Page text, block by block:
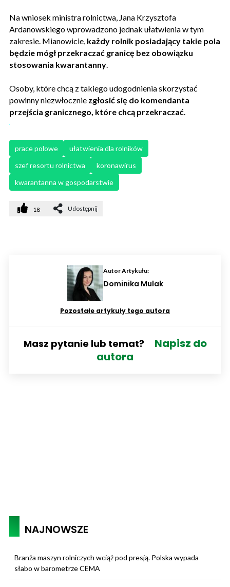
Na wniosek ministra rolnictwa, Jana Krzysztofa
Ardanowskiego wprowadzono jednak ułatwienia w tym
zakresie. Mianowicie, każdy rolnik posiadający takie pola
będzie mógł przekraczać granicę bez obowiązku
stosowania kwarantanny.
Osoby, które chcą z takiego udogodnienia skorzystać
powinny niezwłocznie zgłosić się do komendanta
przejścia granicznego, które chcą przekraczać.
prace polowe
ułatwienia dla rolników
szef resortu rolnictwa
koronawirus
kwarantanna w gospodarstwie
18 Udostępnij
Autor Artykułu:
Dominika Mulak
Pozostałe artykuły tego autora
Masz pytanie lub temat?
Napisz do
autora
NAJNOWSZE
Branża maszyn rolniczych wciąż pod presją. Polska wypada
słabo w barometrze CEMA